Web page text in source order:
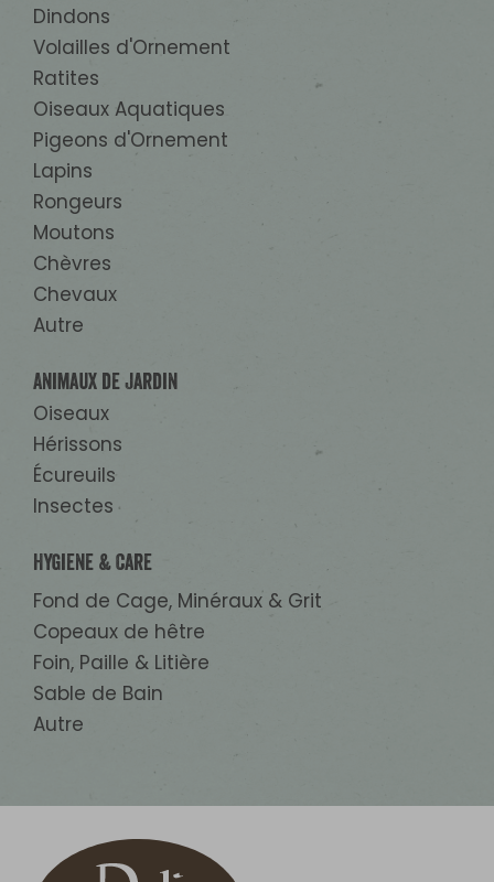
Dindons
Volailles d'Ornement
Ratites
Oiseaux Aquatiques
Pigeons d'Ornement
Lapins
Rongeurs
Moutons
Chèvres
Chevaux
Autre
Animaux de Jardin
Oiseaux
Hérissons
Écureuils
Insectes
Hygiene & Care
Fond de Cage, Minéraux & Grit
Copeaux de hêtre
Foin, Paille & Litière
Sable de Bain
Autre